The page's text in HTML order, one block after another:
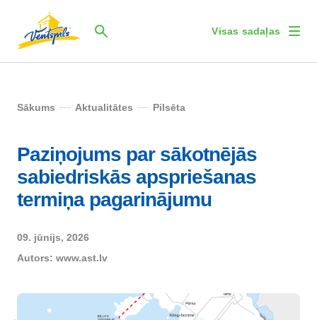
Visas sadaļas
Sākums Aktualitātes Pilsēta
Paziņojums par sākotnējās
sabiedriskās apspriešanas
termiņa pagarinājumu
09. jūnijs, 2026
Autors: www.ast.lv